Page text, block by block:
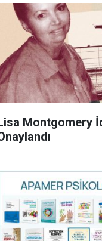
Montgomery